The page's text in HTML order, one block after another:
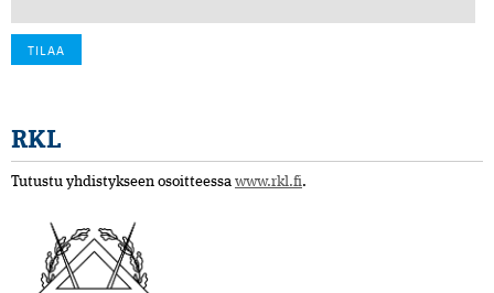
RKL
Tutustu yhdistykseen osoitteessa www.rkl.fi.